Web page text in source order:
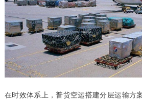
在时效体系上，普货空运搭建分层运输方